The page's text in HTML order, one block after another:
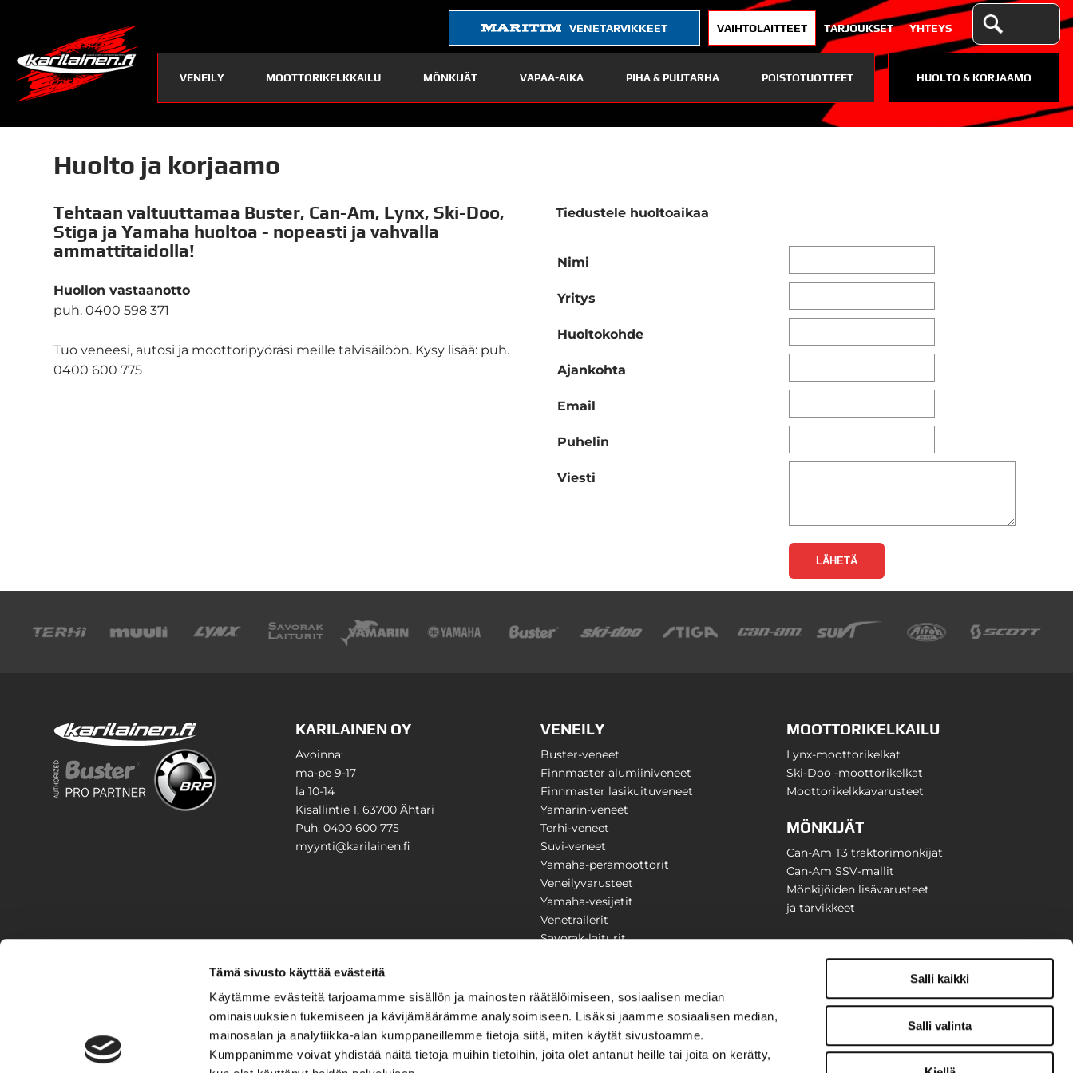
Tämä sivusto käyttää evästeitä
Käytämme evästeitä tarjoamamme sisällön ja mainosten räätälöimiseen, sosiaalisen median
ominaisuuksien tukemiseen ja kävijämäärämme analysoimiseen. Lisäksi jaamme sosiaalisen median,
mainosalan ja analytiikka-alan kumppaneillemme tietoja siitä, miten käytät sivustoamme.
Kumppanimme voivat yhdistää näitä tietoja muihin tietoihin, joita olet antanut heille tai joita on kerätty,
Salli kaikki
Salli valinta
VENETARVIKKEET VAIHTOLAITTEET TARJOUKSET YHTEYS
VENEILY MOOTTORIKELKKAILU MÖNKIJÄT VAPAA-AIKA PIHA & PUUTARHA POISTOTUOTTEET HUOLTO & KORJAAMO
Huolto ja korjaamo
Tehtaan valtuuttamaa Buster, Can-Am, Lynx, Ski-Doo,
Stiga ja Yamaha huoltoa - nopeasti ja vahvalla
ammattitaidolla!
Huollon vastaanotto
puh. 0400 598 371
Tuo veneesi, autosi ja moottoripyöräsi meille talvisäilöön. Kysy lisää: puh.
0400 600 775
Tiedustele huoltoaikaa
Nimi
Yritys
Huoltokohde
Ajankohta
Email
Puhelin
Viesti
KARILAINEN OY
Avoinna:
ma-pe 9-17
la 10-14
Kisällintie 1, 63700 Ähtäri
Puh. 0400 600 775
myynti@karilainen.fi
VENEILY
Buster-veneet
Finnmaster alumiiniveneet
Finnmaster lasikuituveneet
Yamarin-veneet
Terhi-veneet
Suvi-veneet
Yamaha-perämoottorit
Veneilyvarusteet
Yamaha-vesijetit
Venetrailerit
Savorak-laiturit
MOOTTORIKELKAILU
Lynx-moottorikelkat
Ski-Doo -moottorikelkat
Moottorikelkkavarusteet
MÖNKIJÄT
Can-Am T3 traktorimönkijät
Can-Am SSV-mallit
Mönkijöiden lisävarusteet
ja tarvikkeet
PIHA & PUUTARHA
Stiga
VAIHTOLAITTEET
Veneet
Yritysesittely
Yhteystiedot
Huolto ja korjaamo
Ajankohtaista